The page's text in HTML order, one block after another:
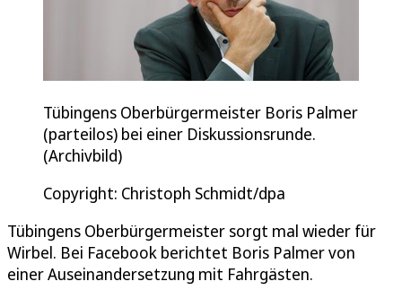
Tübingens Oberbürgermeister Boris Palmer
(parteilos) bei einer Diskussionsrunde.
(Archivbild)
Copyright: Christoph Schmidt/dpa
Tübingens Oberbürgermeister sorgt mal wieder für
Wirbel. Bei Facebook berichtet Boris Palmer von
einer Auseinandersetzung mit Fahrgästen.